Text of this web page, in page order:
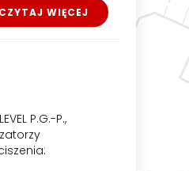
CZYTAJ WIĘCEJ
P.G.-P.,